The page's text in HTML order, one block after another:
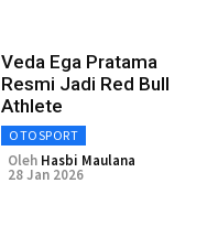
Veda Ega Pratama
Resmi Jadi Red Bull
Athlete
OTOSPORT
Oleh Hasbi Maulana
28 Jan 2026